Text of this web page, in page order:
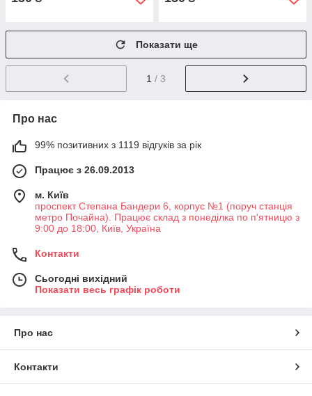
Показати ще
1 / 3
Про нас
99% позитивних з 1119 відгуків за рік
Працює з 26.09.2013
м. Київ
проспект Степана Бандери 6, корпус №1 (поруч станція
метро Почайна). Працює склад з понеділка по п'ятницю з
9:00 до 18:00, Київ, Україна
Контакти
Сьогодні вихідний
Показати весь графік роботи
Про нас
Контакти